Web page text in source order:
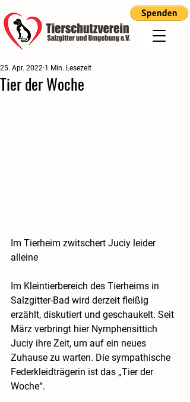
Tier der Woche
25. Apr. 2022 1 Min. Lesezeit
Im Tierheim zwitschert Juciy leider
alleine
Im Kleintierbereich des Tierheims in
Salzgitter-Bad wird derzeit fleißig
erzählt, diskutiert und geschaukelt. Seit
März verbringt hier Nymphensittich
Juciy ihre Zeit, um auf ein neues
Zuhause zu warten. Die sympathische
Federkleidträgerin ist das „Tier der
Woche“.